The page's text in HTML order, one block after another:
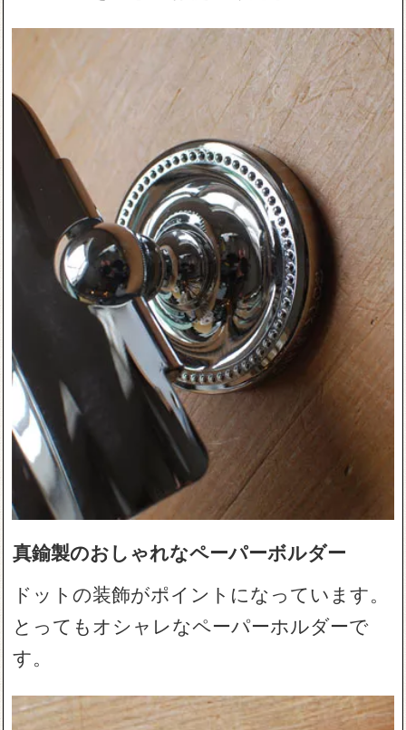
真鍮製のおしゃれなペーパーボルダー
ドットの装飾がポイントになっています。
とってもオシャレなペーパーホルダーで
す。